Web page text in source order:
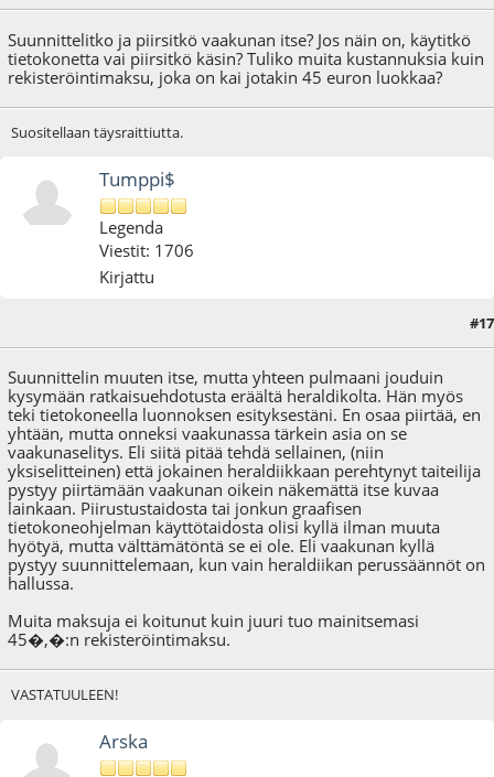
Suunnittelitko ja piirsitkö vaakunan itse? Jos näin on, käytitkö
tietokonetta vai piirsitkö käsin? Tuliko muita kustannuksia kuin
rekisteröintimaksu, joka on kai jotakin 45 euron luokkaa?
Suositellaan täysraittiutta.
Tumppi$
Legenda
Viestit: 1706
Kirjattu
#17
Suunnittelin muuten itse, mutta yhteen pulmaani jouduin
kysymään ratkaisuehdotusta eräältä heraldikolta. Hän myös
teki tietokoneella luonnoksen esityksestäni. En osaa piirtää, en
yhtään, mutta onneksi vaakunassa tärkein asia on se
vaakunaselitys. Eli siitä pitää tehdä sellainen, (niin
yksiselitteinen) että jokainen heraldiikkaan perehtynyt taiteilija
pystyy piirtämään vaakunan oikein näkemättä itse kuvaa
lainkaan. Piirustustaidosta tai jonkun graafisen
tietokoneohjelman käyttötaidosta olisi kyllä ilman muuta
hyötyä, mutta välttämätöntä se ei ole. Eli vaakunan kyllä
pystyy suunnittelemaan, kun vain heraldiikan perussäännöt on
hallussa.
Muita maksuja ei koitunut kuin juuri tuo mainitsemasi
45�,�:n rekisteröintimaksu.
VASTATUULEEN!
Arska